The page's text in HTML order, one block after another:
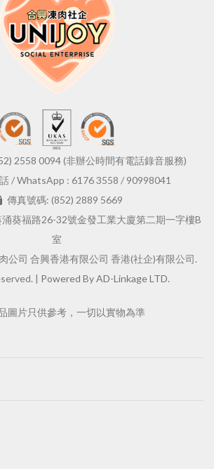
2558 0094 (非辦公時間有電話錄音服務)
/ WhatsApp : 6176 3558 / 90998041
傳真號碼: (852) 2889 5669
葵福路26-32號金發工業大廈第二期一字樓B
室
公司 合興香港有限公司 香港(社企)有限公司.
| Powered By AD-Linkage LTD.
圖片只供參考，一切以實物為準